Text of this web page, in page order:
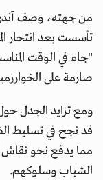
من جهته، وصف
"جاء في الوقت
صارمة على
ومع تزايد الجدل
قد نجح في تسليط
مما يدفع نحو
الشباب وسلوكهم.